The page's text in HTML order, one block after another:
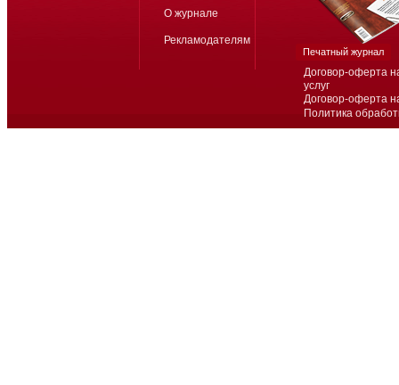
Договор-оферта
услуг
Договор-оферта
Политика
О журнале
Рекламодателям
Печатный журнал